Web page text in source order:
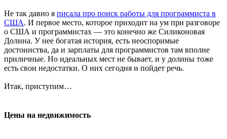
Не так давно я писала про поиск работы для программиста в
США. И первое место, которое приходит на ум при разговоре
о США и программистах — это конечно же Силиконовая
Долина. У нее богатая история, есть неоспоримые
достоинства, да и зарплаты для программистов там вполне
приличные. Но идеальных мест не бывает, и у долины тоже
есть свои недостатки. О них сегодня и пойдет речь.
Итак, приступим…
Цены на недвижимость